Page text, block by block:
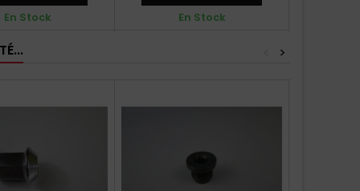
En Stock En Stock
>